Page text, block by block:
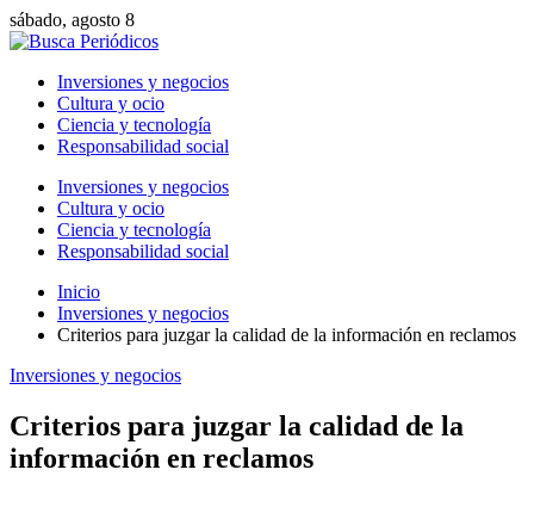
sábado, agosto 8
Inversiones y negocios
Cultura y ocio
Ciencia y tecnología
Responsabilidad social
Inversiones y negocios
Cultura y ocio
Ciencia y tecnología
Responsabilidad social
Inicio
Inversiones y negocios
Criterios para juzgar la calidad de la información en reclamos
Inversiones y negocios
Criterios para juzgar la calidad de la
información en reclamos